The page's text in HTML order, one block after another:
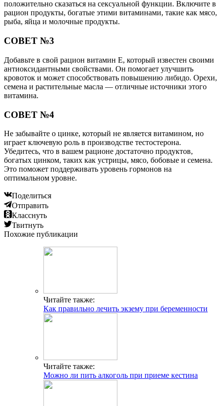
положительно сказаться на сексуальной функции. Включите в
рацион продукты, богатые этими витаминами, такие как мясо,
рыба, яйца и молочные продукты.
СОВЕТ №3
Добавьте в свой рацион витамин E, который известен своими
антиоксидантными свойствами. Он помогает улучшить
кровоток и может способствовать повышению либидо. Орехи,
семена и растительные масла — отличные источники этого
витамина.
СОВЕТ №4
Не забывайте о цинке, который не является витамином, но
играет ключевую роль в производстве тестостерона.
Убедитесь, что в вашем рационе достаточно продуктов,
богатых цинком, таких как устрицы, мясо, бобовые и семена.
Это поможет поддерживать уровень гормонов на
оптимальном уровне.
Поделиться
Отправить
Класснуть
Твитнуть
Похожие публикации
Читайте также:
Как правильно лечить экзему при беременности
Читайте также:
Можно ли пить алкоголь при приеме кестина